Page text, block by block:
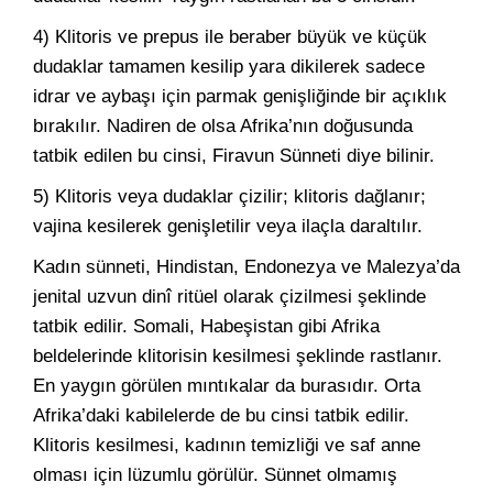
4) Klitoris ve prepus ile beraber büyük ve küçük
dudaklar tamamen kesilip yara dikilerek sadece
idrar ve aybaşı için parmak genişliğinde bir açıklık
bırakılır. Nadiren de olsa Afrika’nın doğusunda
tatbik edilen bu cinsi, Firavun Sünneti diye bilinir.
5) Klitoris veya dudaklar çizilir; klitoris dağlanır;
vajina kesilerek genişletilir veya ilaçla daraltılır.
Kadın sünneti, Hindistan, Endonezya ve Malezya’da
jenital uzvun dinî ritüel olarak çizilmesi şeklinde
tatbik edilir. Somali, Habeşistan gibi Afrika
beldelerinde klitorisin kesilmesi şeklinde rastlanır.
En yaygın görülen mıntıkalar da burasıdır. Orta
Afrika’daki kabilelerde de bu cinsi tatbik edilir.
Klitoris kesilmesi, kadının temizliği ve saf anne
olması için lüzumlu görülür. Sünnet olmamış